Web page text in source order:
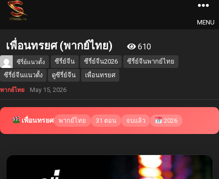
MENU
เพื่อนทรยศ (พากย์ไทย) 610
ซีรี่ย์แนวตั้ง ซีรี่ย์จีน ซีรี่ย์จีน2026
ซีรี่ย์จีนพากย์ไทย
ซีรี่ย์จีนแนวตั้ง
ดูซีรี่ย์จีน เพื่อนทรยศ
พากย์ไทย May 15, 2026
เพื่อนทรยศ พากย์ไทย 31 ตอน จบแล้ว 2026